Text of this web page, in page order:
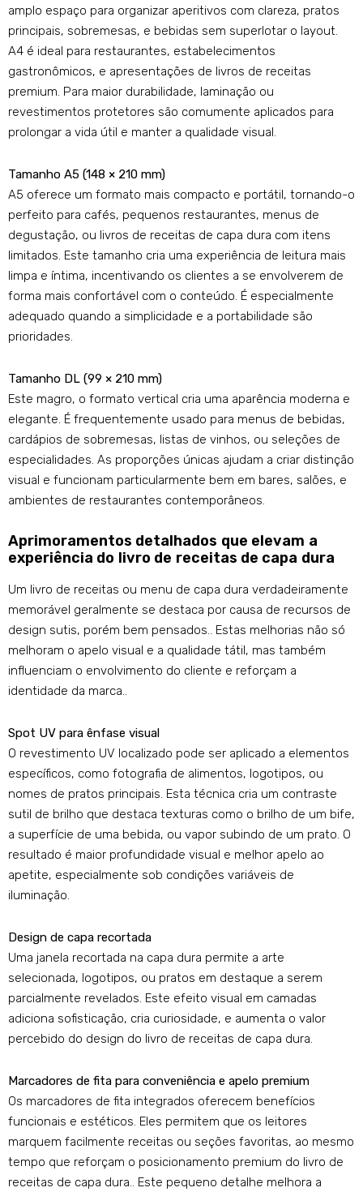
amplo espaço para organizar aperitivos com clareza, pratos
principais, sobremesas, e bebidas sem superlotar o layout.
A4 é ideal para restaurantes, estabelecimentos
gastronômicos, e apresentações de livros de receitas
premium. Para maior durabilidade, laminação ou
revestimentos protetores são comumente aplicados para
prolongar a vida útil e manter a qualidade visual.
Tamanho A5 (148 × 210 mm)
A5 oferece um formato mais compacto e portátil, tornando-o
perfeito para cafés, pequenos restaurantes, menus de
degustação, ou livros de receitas de capa dura com itens
limitados. Este tamanho cria uma experiência de leitura mais
limpa e íntima, incentivando os clientes a se envolverem de
forma mais confortável com o conteúdo. É especialmente
adequado quando a simplicidade e a portabilidade são
prioridades.
Tamanho DL (99 × 210 mm)
Este magro, o formato vertical cria uma aparência moderna e
elegante. É frequentemente usado para menus de bebidas,
cardápios de sobremesas, listas de vinhos, ou seleções de
especialidades. As proporções únicas ajudam a criar distinção
visual e funcionam particularmente bem em bares, salões, e
ambientes de restaurantes contemporâneos.
Aprimoramentos detalhados que elevam a
experiência do livro de receitas de capa dura
Um livro de receitas ou menu de capa dura verdadeiramente
memorável geralmente se destaca por causa de recursos de
design sutis, porém bem pensados.. Estas melhorias não só
melhoram o apelo visual e a qualidade tátil, mas também
influenciam o envolvimento do cliente e reforçam a
identidade da marca..
Spot UV para ênfase visual
O revestimento UV localizado pode ser aplicado a elementos
específicos, como fotografia de alimentos, logotipos, ou
nomes de pratos principais. Esta técnica cria um contraste
sutil de brilho que destaca texturas como o brilho de um bife,
a superfície de uma bebida, ou vapor subindo de um prato. O
resultado é maior profundidade visual e melhor apelo ao
apetite, especialmente sob condições variáveis ​​de
iluminação.
Design de capa recortada
Uma janela recortada na capa dura permite a arte
selecionada, logotipos, ou pratos em destaque a serem
parcialmente revelados. Este efeito visual em camadas
adiciona sofisticação, cria curiosidade, e aumenta o valor
percebido do design do livro de receitas de capa dura.
Marcadores de fita para conveniência e apelo premium
Os marcadores de fita integrados oferecem benefícios
funcionais e estéticos. Eles permitem que os leitores
marquem facilmente receitas ou seções favoritas, ao mesmo
tempo que reforçam o posicionamento premium do livro de
receitas de capa dura.. Este pequeno detalhe melhora a